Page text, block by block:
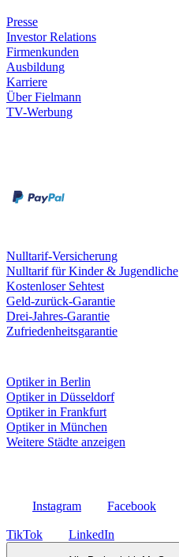
Presse
Investor Relations
Firmenkunden
Ausbildung
Karriere
Über Fielmann
TV-Werbung
Nulltarif-Versicherung
Nulltarif für Kinder & Jugendliche
Kostenloser Sehtest
Geld-zurück-Garantie
Drei-Jahres-Garantie
Zufriedenheitsgarantie
Optiker in Berlin
Optiker in Düsseldorf
Optiker in Frankfurt
Optiker in München
Weitere Städte anzeigen
Instagram Facebook
TikTok LinkedIn